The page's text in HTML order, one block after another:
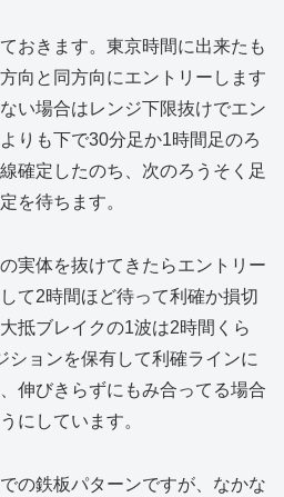
おきます。東京時間に出来たも
向と同方向にエントリーします
い場合はレンジ下限抜けでエン
りも下で30分足か1時間足のろ
確定したのち、次のろうそく足
を待ちます。
実体を抜けてきたらエントリー
て2時間ほど待って利確か損切
抵ブレイクの1波は2時間くら
ションを保有して利確ラインに
伸びきらずにもみ合ってる場合
にしています。
の鉄板パターンですが、なかな